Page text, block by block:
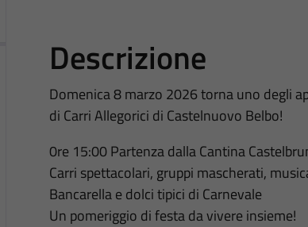
Descrizione
Domenica 8 marzo 2026 torna uno degli
di Carri Allegorici di Castelnuovo Belbo!
0re 15:00 Partenza dalla Cantina
Carri spettacolari, gruppi mascherati,
Bancarella e dolci tipici di Carnevale
Un pomeriggio di festa da vivere insieme!